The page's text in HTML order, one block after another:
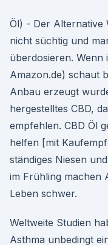
Öl) - Der Alternative
nicht süchtig und
überdosieren. Wenn
Amazon.de) schaut
Anbau erzeugt
hergestelltes CBD,
empfehlen. CBD Öl
helfen [mit
ständiges Niesen
im Frühling machen
Leben schwer.
Weltweite Studien
Asthma unbedingt